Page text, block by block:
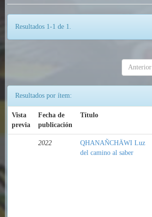
Resultados 1-1 de 1.
Anterior
Resultados por ítem:
Vista
previa
Fecha de
publicación
Título
2022
QHANAÑCHÄWI Luz
del camino al saber